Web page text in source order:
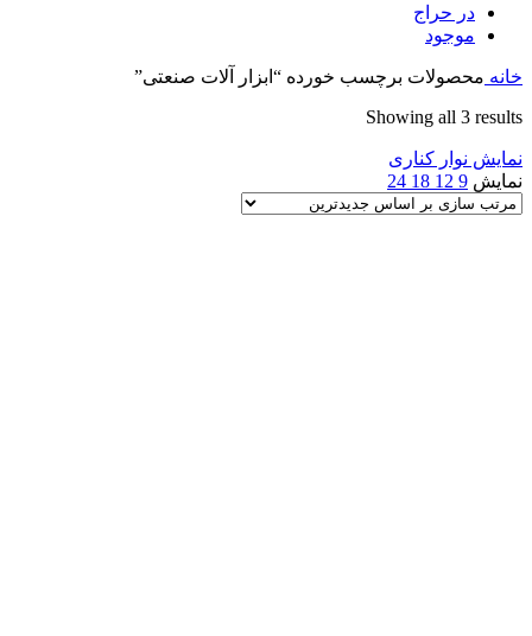
در حراج
موجود
خانه محصولات برچسب خورده “ابزار آلات صنعتی”
Showing all 3 results
نمایش نوار کناری
نمایش 9
12
18
24